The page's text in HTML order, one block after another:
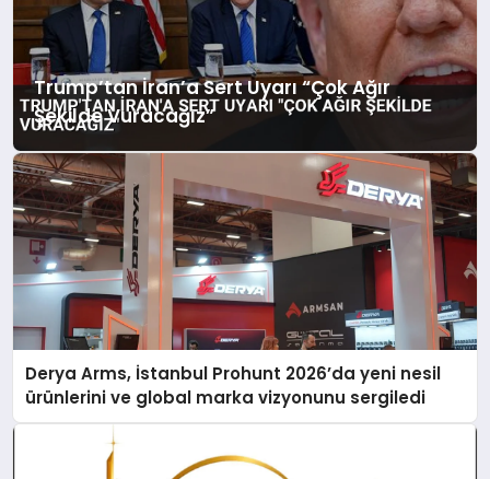
Trump’tan İran’a Sert Uyarı “Çok Ağır
Şekilde Vuracağız”
Derya Arms, İstanbul Prohunt 2026’da yeni nesil
ürünlerini ve global marka vizyonunu sergiledi